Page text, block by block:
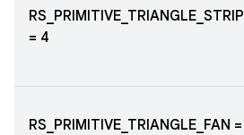
RS_PRIMITIVE_TRIANGLE_STRIP
= 4
RS_PRIMITIVE_TRIANGLE_FAN =